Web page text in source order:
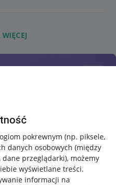
pokrewnym (np. piksele,
danych osobowych (między
przeglądarki), możemy
wyświetlane treści.
informacji na